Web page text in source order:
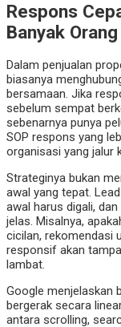
Respons
Banyak Orang
Dalam penjualan
biasanya
bersamaan. Jika
sebelum sempat
sebenarnya punya
SOP respons yang
organisasi yang jalur
Strateginya bukan
awal yang tepat.
awal harus digali,
jelas. Misalnya,
cicilan, rekomendasi
responsif akan
lambat.
Google menjelaskan
bergerak secara
antara scrolling,